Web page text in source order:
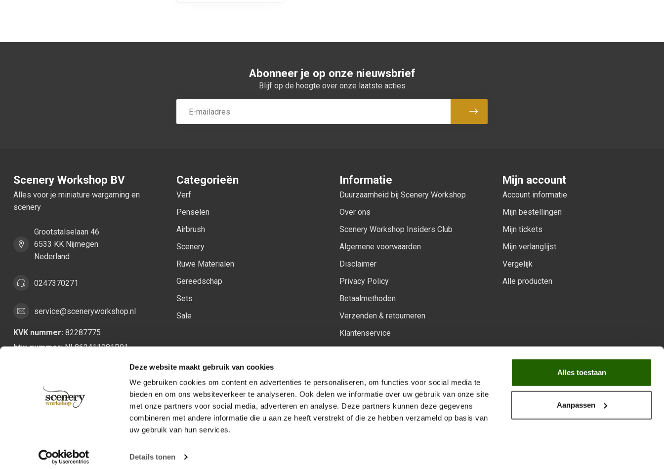
Deze website maakt gebruik van cookies
We gebruiken cookies om content en advertenties te personaliseren, om functies voor social media te
bieden en om ons websiteverkeer te analyseren. Ook delen we informatie over uw gebruik van onze site
met onze partners voor social media, adverteren en analyse. Deze partners kunnen deze gegevens
combineren met andere informatie die u aan ze heeft verstrekt of die ze hebben verzameld op basis van
uw gebruik van hun services.
Details tonen
Alles toestaan
Aanpassen
Abonneer je op onze nieuwsbrief
Blijf op de hoogte over onze laatste acties
Abonneer
Scenery Workshop BV
Alles voor je miniature wargaming en
scenery
Grootstalselaan 46
6533 KK Nijmegen
Nederland
0247370271
service@sceneryworkshop.nl
KVK nummer: 82287775
btw-nummer:NL862411981B01
Categorieën
Verf
Penselen
Airbrush
Scenery
Ruwe Materialen
Gereedschap
Sets
Sale
Informatie
Duurzaamheid bij Scenery Workshop
Over ons
Scenery Workshop Insiders Club
Algemene voorwaarden
Disclaimer
Privacy Policy
Betaalmethoden
Verzenden & retourneren
Klantenservice
Mijn account
Account informatie
Mijn bestellingen
Mijn tickets
Mijn verlanglijst
Vergelijk
Alle producten
Volg ons op:
Facebook
YoutubeInstagram